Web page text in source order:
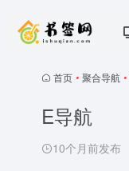
首页 • 聚合导航 •
E导航
10个月前发布